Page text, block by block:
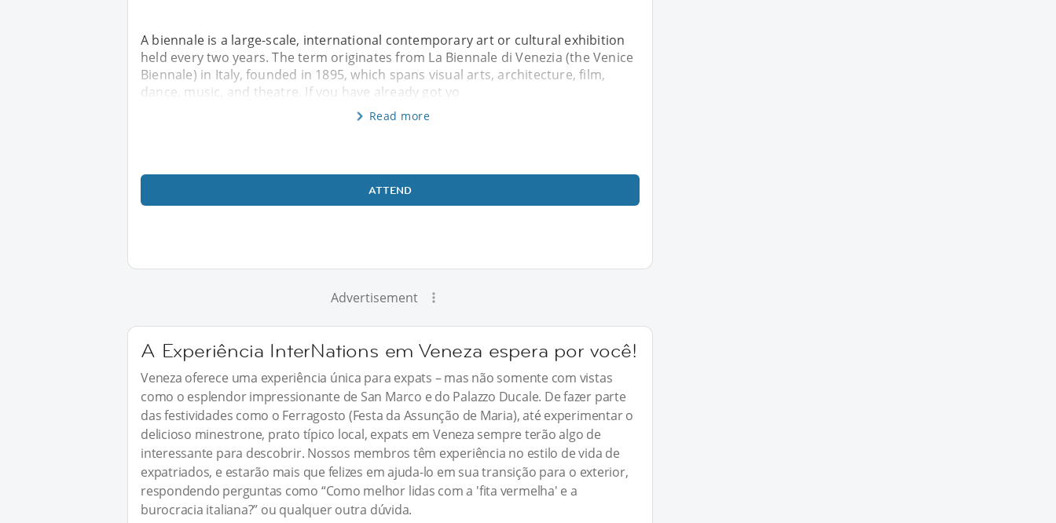
A biennale is a large-scale, international contemporary art or cultural exhibition
held every two years. The term originates from La Biennale di Venezia (the Venice
Biennale) in Italy, founded in 1895, which spans visual arts, architecture, film,
dance, music, and theatre. If you have already got yo
Read more
ATTEND
Advertisement
A Experiência InterNations em Veneza espera por você!
Veneza oferece uma experiência única para expats – mas não somente com vistas
como o esplendor impressionante de San Marco e do Palazzo Ducale. De fazer parte
das festividades como o Ferragosto (Festa da Assunção de Maria), até experimentar o
delicioso minestrone, prato típico local, expats em Veneza sempre terão algo de
interessante para descobrir. Nossos membros têm experiência no estilo de vida de
expatriados, e estarão mais que felizes em ajuda-lo em sua transição para o exterior,
respondendo perguntas como “Como melhor lidas com a 'fita vermelha' e a
burocracia italiana?” ou qualquer outra dúvida.